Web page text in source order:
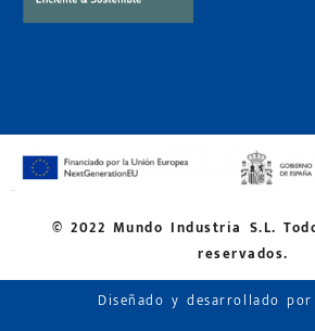
© 2022 Mundo Industria S.L.
reservados.
Diseñado y desarrollado